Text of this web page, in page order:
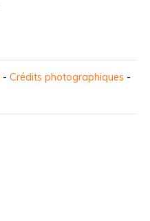
- Crédits photographiques -